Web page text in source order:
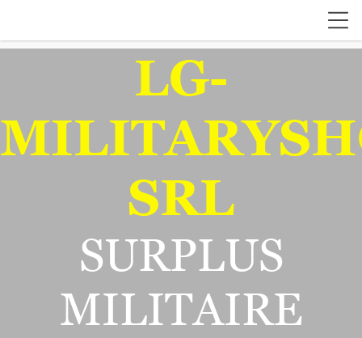
LG-
SRL
SURPLUS
MILITAIRE